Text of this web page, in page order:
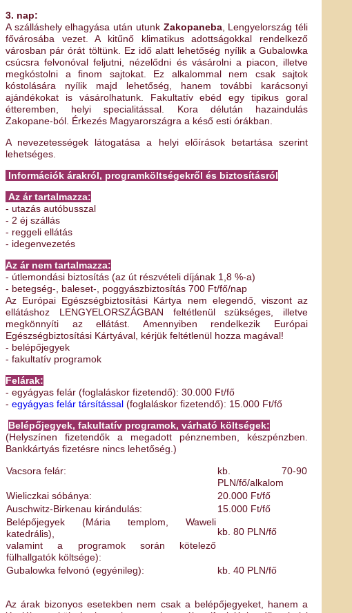
3. nap:
A szálláshely elhagyása után utunk Zakopaneba, Lengyelország téli
fővárosába vezet. A kitűnő klimatikus adottságokkal rendelkező
városban pár órát töltünk. Ez idő alatt lehetőség nyílik a Gubalowka
csúcsra felvonóval feljutni, nézelődni és vásárolni a piacon, illetve
megkóstolni a finom sajtokat. Ez alkalommal nem csak sajtok
kóstolására nyílik majd lehetőség, hanem további karácsonyi
ajándékokat is vásárolhatunk. Fakultatív ebéd egy tipikus goral
étteremben, helyi specialitással. Kora délután hazaindulás
Zakopane-ból. Érkezés Magyarországra a késő esti órákban.
A nevezetességek látogatása a helyi előírások betartása szerint
lehetséges.
Információk árakról, programköltségekről és biztosításról
Az ár tartalmazza:
- utazás autóbusszal
- 2 éj szállás
- reggeli ellátás
- idegenvezetés
Az ár nem tartalmazza:
- útlemondási biztosítás (az út részvételi díjának 1,8 %-a)
- betegség-, baleset-, poggyászbiztosítás 700 Ft/fő/nap
Az Európai Egészségbiztosítási Kártya nem elegendő, viszont az
ellátáshoz LENGYELORSZÁGBAN feltétlenül szükséges, illetve
megkönnyíti az ellátást. Amennyiben rendelkezik Európai
Egészségbiztosítási Kártyával, kérjük feltétlenül hozza magával!
- belépőjegyek
- fakultatív programok
Felárak:
- egyágyas felár (foglaláskor fizetendő): 30.000 Ft/fő
- egyágyas felár társítással (foglaláskor fizetendő): 15.000 Ft/fő
Belépőjegyek, fakultatív programok, várható költségek:
(Helyszínen fizetendők a megadott pénznemben, készpénzben.
Bankkártyás fizetésre nincs lehetőség.)
Vacsora felár:
kb. 70-90
PLN/fő/alkalom
Wieliczkai sóbánya:
20.000 Ft/fő
Auschwitz-Birkenau kirándulás:
15.000 Ft/fő
Belépőjegyek (Mária templom, Waweli
katedrális),
valamint a programok során kötelező
fülhallgatók költsége):
kb. 80 PLN/fő
Gubalowka felvonó (egyénileg): kb. 40 PLN/fő
Az árak bizonyos esetekben nem csak a belépőjegyeket, hanem a